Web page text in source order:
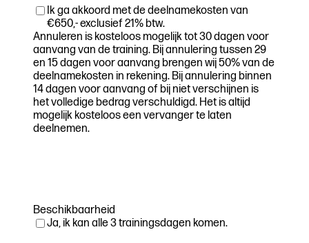
Akkoord
deelnamekosten
Ik ga akkoord met de deelnamekosten van
€650,- exclusief 21% btw.
Annuleren is kosteloos mogelijk tot 30 dagen voor
aanvang van de training. Bij annulering tussen 29
en 15 dagen voor aanvang brengen wij 50% van de
deelnamekosten in rekening. Bij annulering binnen
14 dagen voor aanvang of bij niet verschijnen is
het volledige bedrag verschuldigd. Het is altijd
mogelijk kosteloos een vervanger te laten
deelnemen.
Beschikbaarheid
Ja, ik kan alle 3 trainingsdagen komen.